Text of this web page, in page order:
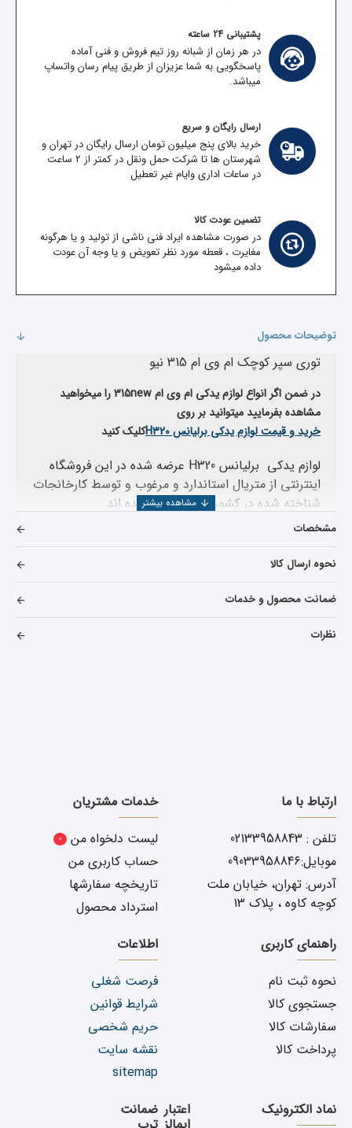
پشتیبانی 24 ساعته
در هر زمان از شبانه روز تیم فروش و فنی آماده
پاسخگویی به شما عزیزان از طریق پیام رسان واتساپ
میباشد.
ارسال رایگان و سریع
خرید بالای پنج میلیون تومان ارسال رایگان در تهران و
شهرستان ها تا شرکت حمل ونقل در کمتر از 2 ساعت
در ساعات اداری وایام غیر تعطیل
تضمین عودت کالا
در صورت مشاهده ایراد فنی ناشی از تولید و یا هرگونه
مغایرت ، قعطه مورد نظر تعویض و یا وجه آن عودت
داده میشود
توضیحات محصول
توری سپر کوچک ام وی ام 315 نیو
در ضمن اگر انواع لوازم یدکی ام وی ام 315new را میخواهید
مشاهده بفرمایید میتوانید بر روی
خرید و قیمت لوازم یدکی برلیانس H320
کلیک کنید
لوازم یدکی برلیانس H320 عرضه شده در این فروشگاه
اینترنتی از متریال استاندارد و مرغوب و توسط کارخانجات
شناخته شده در کشور چین ساخته شده اند.
رقابتی است .
این قطعه کاملا استاندارد و مطابق با قطعه اورجینال
ساخته شده و در هنگام نصب هیچگونه مشکلی از نظر
اندازه و رنگ نخواهید داشت.
مشخصات
نحوه ارسال کالا
ضمانت محصول و خدمات
نظرات
ارتباط با ما
تلفن : 02133958843
موبایل:09033958846
آدرس: تهران، خیابان ملت
کوچه کاوه ، پلاک 13
خدمات مشتریان
لیست دلخواه من
0
حساب کاربری من
تاریخچه سفارشها
استرداد محصول
راهنمای کاربری
نحوه ثبت نام
جستجوی کالا
سفارشات کالا
پرداخت کالا
اطلاعات
فرصت شغلی
شرایط قوانین
حریم شخصی
نقشه سایت
sitemap
نماد الکترونیک
اعتبار ضمانت